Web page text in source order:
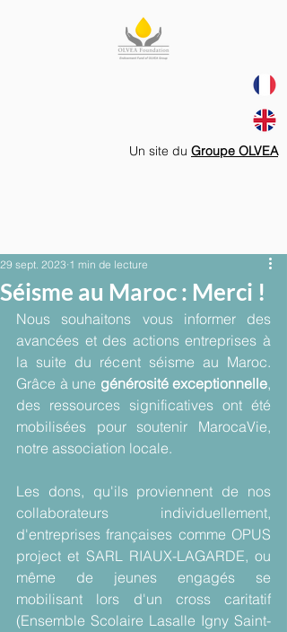
Un site du Groupe OLVEA
Séisme au Maroc : Merci !
29 sept. 2023 1 min de lecture
Nous souhaitons vous informer des
avancées et des actions entreprises à
la suite du récent séisme au Maroc.
Grâce à une générosité exceptionnelle,
des ressources significatives ont été
mobilisées pour soutenir MarocaVie,
notre association locale.
Les dons, qu'ils proviennent de nos
collaborateurs individuellement,
d'entreprises françaises comme OPUS
project et SARL RIAUX-LAGARDE, ou
même de jeunes engagés se
mobilisant lors d'un cross caritatif
(Ensemble Scolaire Lasalle Igny Saint-